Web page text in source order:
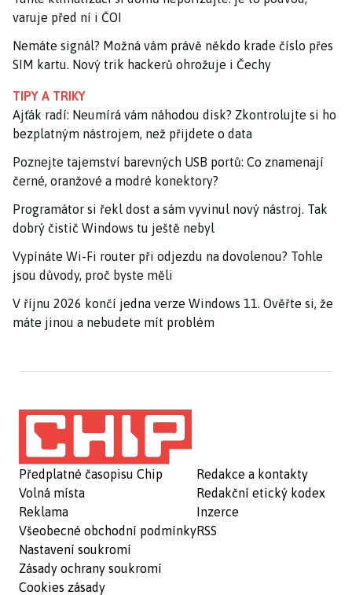
varuje před ní i ČOI
Nemáte signál? Možná vám právě někdo krade číslo přes
SIM kartu. Nový trik hackerů ohrožuje i Čechy
TIPY A TRIKY
Ajťák radí: Neumírá vám náhodou disk? Zkontrolujte si ho
bezplatným nástrojem, než přijdete o data
Poznejte tajemství barevných USB portů: Co znamenají
černé, oranžové a modré konektory?
Programátor si řekl dost a sám vyvinul nový nástroj. Tak
dobrý čistič Windows tu ještě nebyl
Vypínáte Wi-Fi router při odjezdu na dovolenou? Tohle
jsou důvody, proč byste měli
V říjnu 2026 končí jedna verze Windows 11. Ověřte si, že
máte jinou a nebudete mít problém
Předplatné časopisu Chip
Volná místa
Reklama
Všeobecné obchodní podmínky
Nastavení soukromí
Zásady ochrany soukromí
Cookies zásady
Redakce a kontakty
Redakční etický kodex
Inzerce
RSS